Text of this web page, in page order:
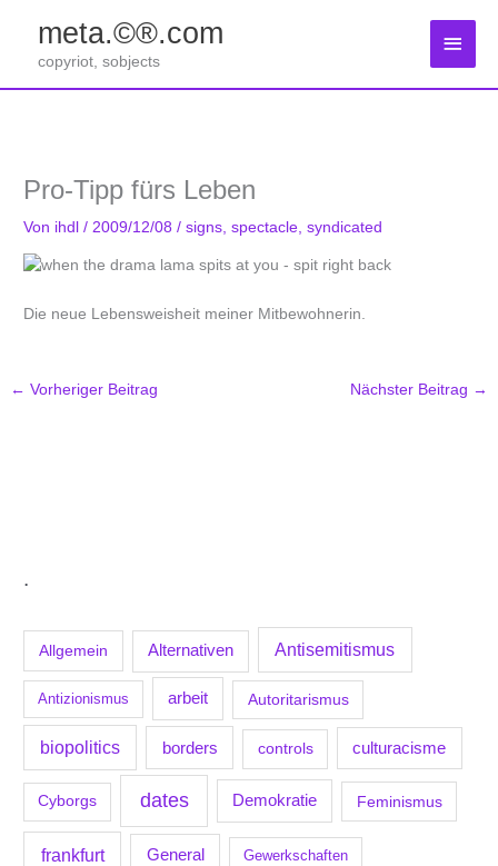
springen
meta.©®.com
copyriot, sobjects
.
Allgemein Alternativen Antisemitismus
Antizionismus arbeit Autoritarismus
biopolitics borders controls culturacisme
Cyborgs dates Demokratie Feminismus
frankfurt General Gewerkschaften
Pro-Tipp fürs Leben
Von ihdl/ 2009/12/08/signs ,spectacle ,syndicated
Die neue Lebensweisheit meiner Mitbewohnerin.
← Vorheriger Beitrag Nächster Beitrag →